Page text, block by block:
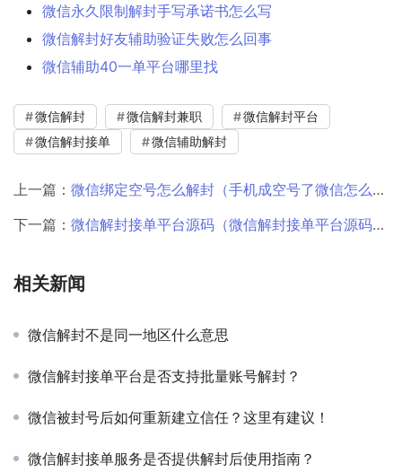
微信永久限制解封手写承诺书怎么写
微信解封好友辅助验证失败怎么回事
微信辅助40一单平台哪里找
微信解封 微信解封兼职
微信解封平台
微信解封接单
微信辅助解封
上一篇： 微信绑定空号怎么解封（手机成空号了微信怎么解除绑定）
下一篇： 微信解封接单平台源码（微信解封接单平台源码错误）
相关新闻
微信解封不是同一地区什么意思
微信解封接单平台是否支持批量账号解封？
微信被封号后如何重新建立信任？这里有建议！
微信解封接单服务是否提供解封后使用指南？